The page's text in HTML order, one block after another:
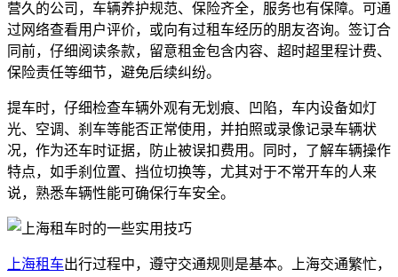
营久的公司，车辆养护规范、保险齐全，服务也有保障。可通
过网络查看用户评价，或向有过租车经历的朋友咨询。签订合
同前，仔细阅读条款，留意租金包含内容、超时超里程计费、
保险责任等细节，避免后续纠纷。
提车时，仔细检查车辆外观有无划痕、凹陷，车内设备如灯
光、空调、刹车等能否正常使用，并拍照或录像记录车辆状
况，作为还车时证据，防止被误扣费用。同时，了解车辆操作
特点，如手刹位置、挡位切换等，尤其对于不常开车的人来
说，熟悉车辆性能可确保行车安全。
上海租车出行过程中，遵守交通规则是基本。上海交通繁忙，